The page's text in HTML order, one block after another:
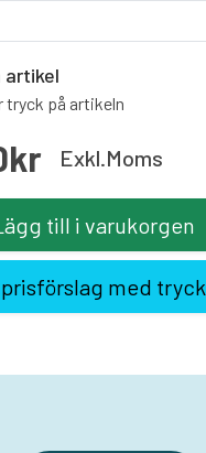
artikel
tryck på artikeln
Exkl.moms
till i varukorgen
prisförslag med tryck